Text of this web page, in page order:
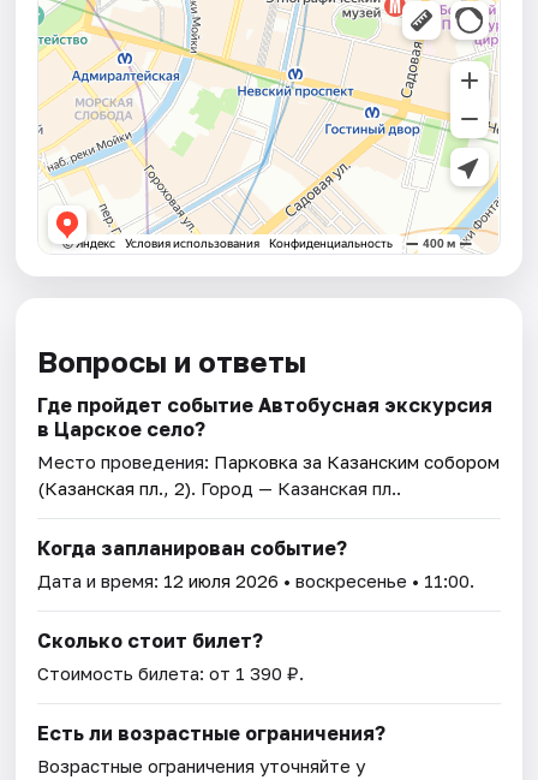
Вопросы и ответы
Где пройдет событие Автобусная экскурсия
в Царское село?
Место проведения: Парковка за Казанским собором
(Казанская пл., 2). Город — Казанская пл..
Когда запланирован событие?
Дата и время: 12 июля 2026 • воскресенье • 11:00.
Сколько стоит билет?
Стоимость билета: от 1 390 ₽.
Есть ли возрастные ограничения?
Возрастные ограничения уточняйте у